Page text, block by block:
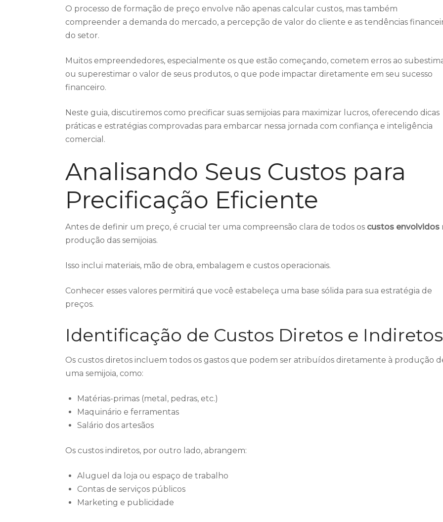
O processo de formação de preço envolve não apenas calcular custos, mas também
compreender a demanda do mercado, a percepção de valor do cliente e as tendências
do setor.
Muitos empreendedores, especialmente os que estão começando, cometem erros ao
ou superestimar o valor de seus produtos, o que pode impactar diretamente em seu sucesso
financeiro.
Neste guia, discutiremos como precificar suas semijoias para maximizar lucros, oferecendo dicas
práticas e estratégias comprovadas para embarcar nessa jornada com confiança e inteligência
comercial.
Analisando Seus Custos para
Precificação Eficiente
Antes de definir um preço, é crucial ter uma compreensão clara de todos os custos envolvidos
produção das semijoias.
Isso inclui materiais, mão de obra, embalagem e custos operacionais.
Conhecer esses valores permitirá que você estabeleça uma base sólida para sua estratégia de
preços.
Identificação de Custos Diretos e Indiretos
Os custos diretos incluem todos os gastos que podem ser atribuídos diretamente à produção
uma semijoia, como:
Matérias-primas (metal, pedras, etc.)
Maquinário e ferramentas
Salário dos artesãos
Os custos indiretos, por outro lado, abrangem:
Aluguel da loja ou espaço de trabalho
Contas de serviços públicos
Marketing e publicidade